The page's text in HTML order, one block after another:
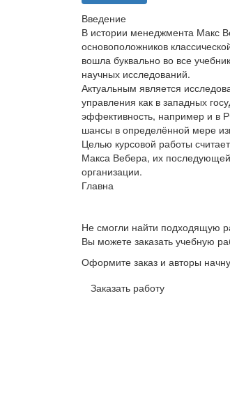
Введение
В истории менеджмента Макс
основоположников
вошла буквально во все
научных исследований.
Актуальным является
управления как в западных
эффективность, например и в
шансы в определённой мере
Целью курсовой работы
Макса Вебера, их
организации.
Главна
Не смогли найти подходящую
Вы можете заказать учебную
Оформите заказ и авторы
Заказать работу